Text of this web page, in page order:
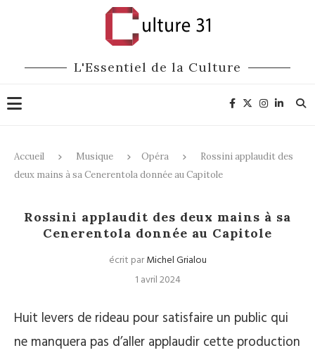
L'Essentiel de la Culture
Accueil Musique Opéra
Rossini applaudit des
deux mains à sa Cenerentola donnée au Capitole
Rossini applaudit des deux mains à sa
Cenerentola donnée au Capitole
écrit parMichel Grialou
1 avril 2024
Huit levers de rideau pour satisfaire un public qui
ne manquera pas d’aller applaudir cette production